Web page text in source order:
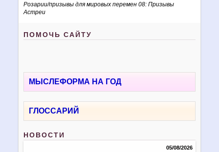
Розарии/призывы для мировых перемен 08: Призывы
Астреи
ПОМОЧЬ САЙТУ
МЫСЛЕФОРМА НА ГОД
ГЛОССАРИЙ
НОВОСТИ
05/08/2026